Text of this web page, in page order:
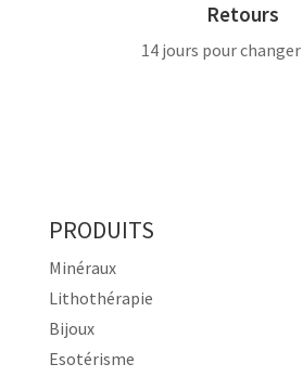
Retours
14 jours pour
PRODUITS
Minéraux
Lithothérapie
Bijoux
Esotérisme